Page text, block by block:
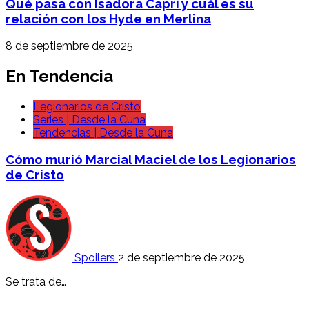
Qué pasa con Isadora Capri y cuál es su
relación con los Hyde en Merlina
8 de septiembre de 2025
En Tendencia
Legionarios de Cristo
Series | Desde la Cuna
Tendencias | Desde la Cuna
Cómo murió Marcial Maciel de los Legionarios
de Cristo
Spoilers 2 de septiembre de 2025
Se trata de…